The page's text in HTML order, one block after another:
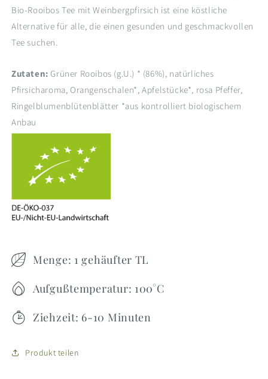
Bio-Rooibos Tee mit Weinbergpfirsich ist eine köstliche
Alternative für alle, die einen gesunden und geschmackvollen
Tee suchen.
Zutaten: Grüner Rooibos (g.U.) * (86%), natürliches
Pfirsicharoma, Orangenschalen*, Apfelstücke*, rosa Pfeffer,
Ringelblumenblütenblätter *aus kontrolliert biologischem
Anbau
Menge: 1 gehäufter TL
Aufgußtemperatur: 100°C
Ziehzeit: 6-10 Minuten
Produkt teilen